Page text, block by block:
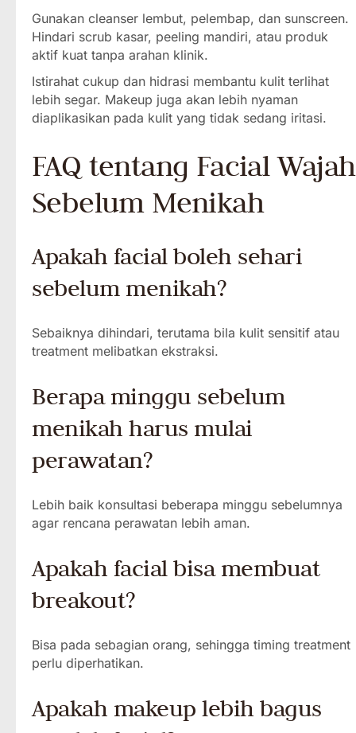
Gunakan cleanser lembut, pelembap, dan sunscreen.
Hindari scrub kasar, peeling mandiri, atau produk
aktif kuat tanpa arahan klinik.
Istirahat cukup dan hidrasi membantu kulit terlihat
lebih segar. Makeup juga akan lebih nyaman
diaplikasikan pada kulit yang tidak sedang iritasi.
FAQ tentang Facial Wajah
Sebelum Menikah
Apakah facial boleh sehari
sebelum menikah?
Sebaiknya dihindari, terutama bila kulit sensitif atau
treatment melibatkan ekstraksi.
Berapa minggu sebelum
menikah harus mulai
perawatan?
Lebih baik konsultasi beberapa minggu sebelumnya
agar rencana perawatan lebih aman.
Apakah facial bisa membuat
breakout?
Bisa pada sebagian orang, sehingga timing treatment
perlu diperhatikan.
Apakah makeup lebih bagus